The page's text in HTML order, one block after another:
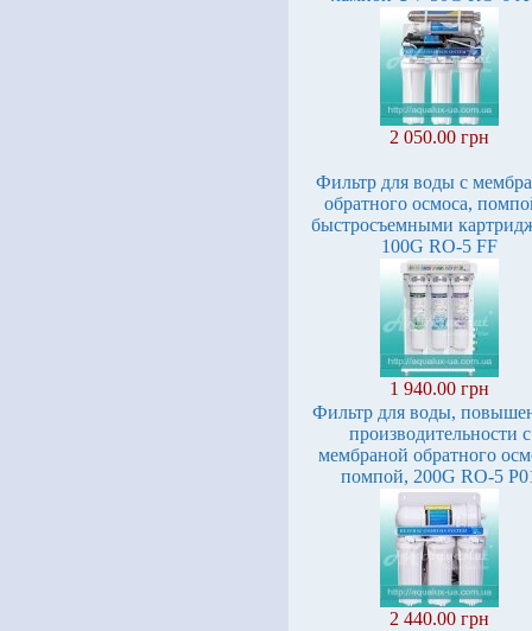
2 050.00 грн
Фильтр для воды с
обратного осмоса,
быстросъемными
100G RO-5 FF
1 940.00 грн
Фильтр для воды,
производительности с
мембраной обратного
помпой, 200G RO-5
2 440.00 грн